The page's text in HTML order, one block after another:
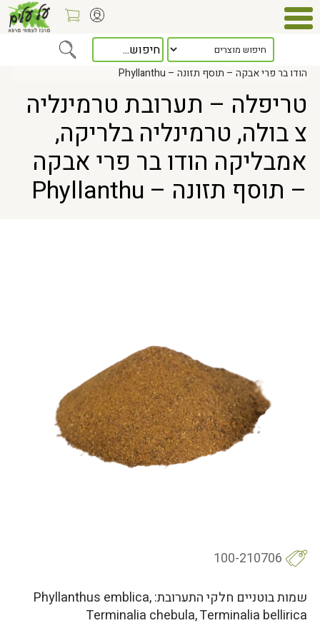
> טריפלה – תערובת טרמינליה צ בולה, טרמינליה בלריקה, אמבליקה
הודו בר פרי אבקה – תוסף תזונה – Phyllanthu
טריפלה – תערובת טרמינליה
צ בולה, טרמינליה בלריקה,
אמבליקה הודו בר פרי אבקה
– תוסף תזונה – Phyllanthu
100-210706
שמות בוטניים חלקי התערובת: Phyllanthus emblica,
Terminalia chebula, Terminalia bellirica